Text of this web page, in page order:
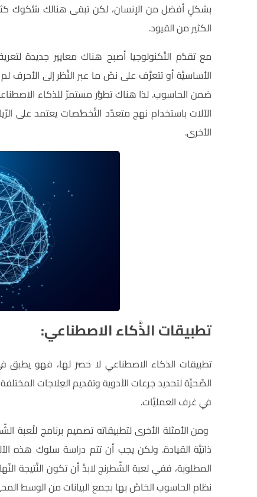
بشكلٍ أفضل من الإنسان، لكن تبقى هنالك شُّكوك
الكثير من القيود.
مع تقدُّم التّكنولوجيا أصبح هناك معايير جديدة
الأساسيَّة أو تتعرَّف على نصّ ما عبر النَّظر إلى
ضمن الحاسوب. لذا هناك تطوُّر مستمرّ للذكاء
الآلات باستخدام نهج متعدّد التَّخصُّصات يعتمد على
الأخرى.
تطبيقات الذَّكاء الاصطناعي:
تطبيقات الذكاء الاصطناعي لا حصرَ لها، فهو
الصّحيَّة لتحديد جرعات الأدوية وتقديم العِلاجات
في غرف العمليَّات.
ومن الأمثلة الأخرى لتطبيقاته تصميم برنامج للُعبة
ذاتيَّة القيادة. ولكن يجب أن تتم دراسة سلوك هذه
المطلوبة، ففي لعبة الشّطرنج لابدَّ أن تكون النَّتيجة
نظام الحاسوب الخاصّ بها بجمع البيانات من الوسط